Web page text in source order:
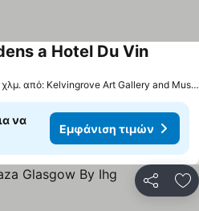
a Hotel Du Vin
1.8 χλμ. από: Kelvingrove Art Gallery and Museum
να
Εμφάνιση τιμών